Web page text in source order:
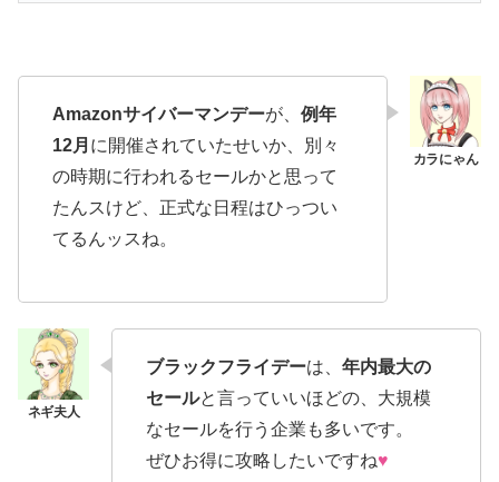
Amazonサイバーマンデーが、 例年
12月 に開催されていたせいか、別々
の時期に行われるセールかと思って
たんスけど、正式な日程はひっつい
てるんッスね。
ブラックフライデーは、 年内最大の
セールと言っていいほどの、大規模
なセールを行う企業も多いです。
ぜひお得に攻略したいですね♥